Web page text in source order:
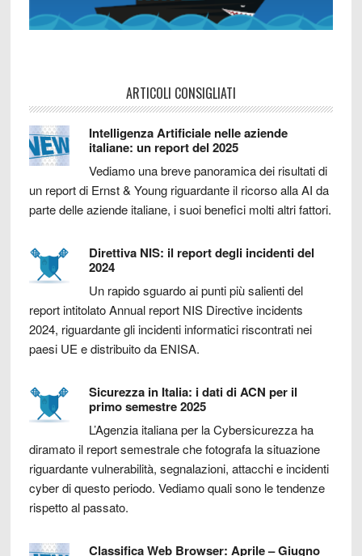
ARTICOLI CONSIGLIATI
Intelligenza Artificiale nelle aziende
italiane: un report del 2025
Vediamo una breve panoramica dei risultati di
un report di Ernst & Young riguardante il ricorso alla AI da
parte delle aziende italiane, i suoi benefici molti altri fattori.
Direttiva NIS: il report degli incidenti del
2024
Un rapido sguardo ai punti più salienti del
report intitolato Annual report NIS Directive incidents
2024, riguardante gli incidenti informatici riscontrati nei
paesi UE e distribuito da ENISA.
Sicurezza in Italia: i dati di ACN per il
primo semestre 2025
L’Agenzia italiana per la Cybersicurezza ha
diramato il report semestrale che fotografa la situazione
riguardante vulnerabilità, segnalazioni, attacchi e incidenti
cyber di questo periodo. Vediamo quali sono le tendenze
rispetto al passato.
Classifica Web Browser: Aprile – Giugno